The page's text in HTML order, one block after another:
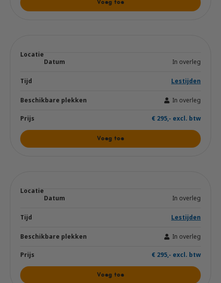
Voeg toe
In overleg
Lestijden
In overleg
€ 295,- excl. btw
Voeg toe
In overleg
Lestijden
In overleg
€ 295,- excl. btw
Voeg toe